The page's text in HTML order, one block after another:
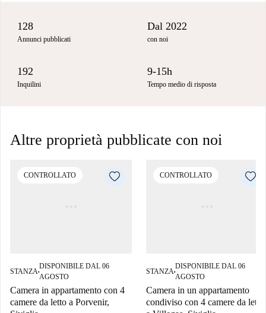
128
Annunci pubblicati
Dal 2022
con noi
192
Inquilini
9-15h
Tempo medio di risposta
Altre proprietà pubblicate con noi
CONTROLLATO
STANZA■
DISPONIBILE DAL 06
AGOSTO
Camera in appartamento con 4
camere da letto a Porvenir,
CONTROLLATO
STANZA■
DISPONIBILE DAL 06
AGOSTO
Camera in un appartamento
condiviso con 4 camere da letto